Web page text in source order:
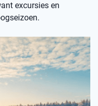
excursies en